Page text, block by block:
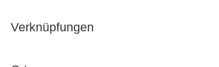
Verknüpfungen